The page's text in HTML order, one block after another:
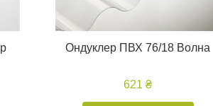
Ондуклер ПВХ 76/18 Волна
621 ₴